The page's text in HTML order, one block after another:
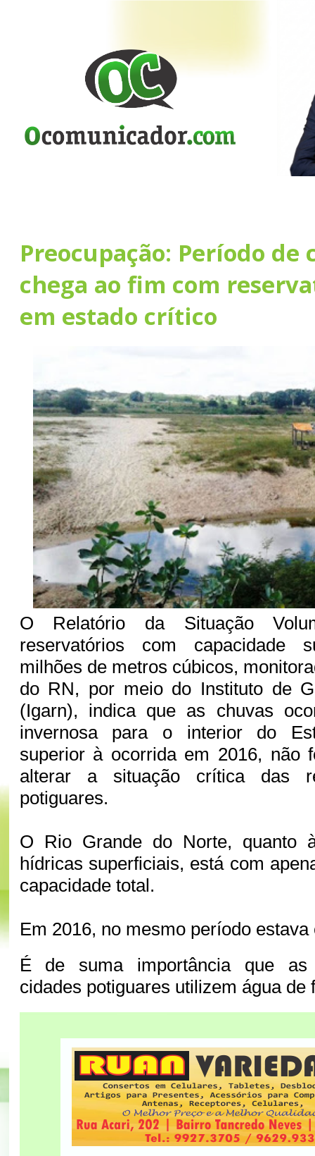
Preocupação: Período de
chega ao fim com
em estado crítico
O Relatório da Situação
reservatórios com capacidade
milhões de metros cúbicos,
do RN, por meio do Instituto de
(Igarn), indica que as chuvas
invernosa para o interior do
superior à ocorrida em 2016, não
alterar a situação crítica das
potiguares.
O Rio Grande do Norte, quanto
hídricas superficiais, está com
capacidade total.
Em 2016, no mesmo período estava
É de suma importância que as
cidades potiguares utilizem água de